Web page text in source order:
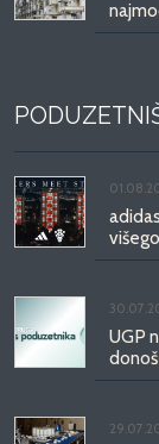
UGP